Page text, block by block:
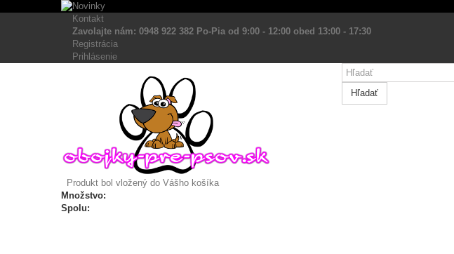
Kontakt
Zavolajte nám: 0948 922 382 Po-Pia od 9:00 - 12:00 obed 13:00 - 17:30
Registrácia
Prihlásenie
Hľadať
Produkt bol vložený do Vášho košíka
Množstvo:
Spolu: